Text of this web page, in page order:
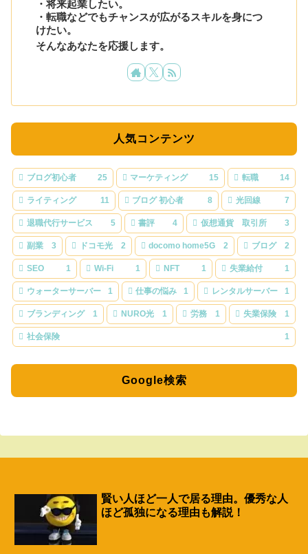
・将来起業したい。
・転職などでもチャンスが広がるスキルを身につ
けたい。
そんなあなたを応援します。
人気コンテンツ
ブログ初心者 25 マーケティング 15 転職 14
ライティング 11 ブログ 初心者 8 光回線 7
退職代行サービス 5 書評 4 仮想通貨 取引所 3
副業 3 ドコモ光 2 docomo home5G 2 ブログ 2
SEO 1 Wi-Fi 1 NFT 1 失業給付 1
ウォーターサーバー 1 仕事の悩み 1 レンタルサーバー 1
ブランディング 1 NURO光 1 労務 1 失業保険 1
社会保険 1
Google検索
賢い人ほど一人で居る理由。優秀な人
ほど孤独になる理由も解説！